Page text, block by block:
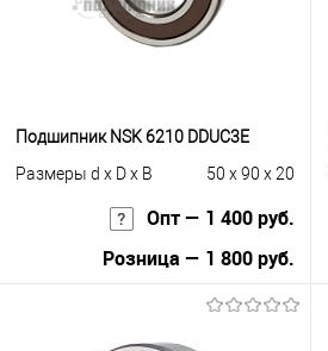
Подшипник NSK 6210 DDUC3E
Размеры d x D x B
50 x 90 x 20
Опт — 1 400 руб.
Розница — 1 800 руб.